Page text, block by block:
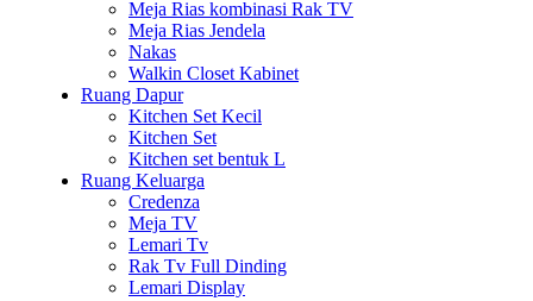
Meja Rias kombinasi Rak TV
Meja Rias Jendela
Nakas
Walkin Closet Kabinet
Ruang Dapur
Kitchen Set Kecil
Kitchen Set
Kitchen set bentuk L
Ruang Keluarga
Credenza
Meja TV
Lemari Tv
Rak Tv Full Dinding
Lemari Display